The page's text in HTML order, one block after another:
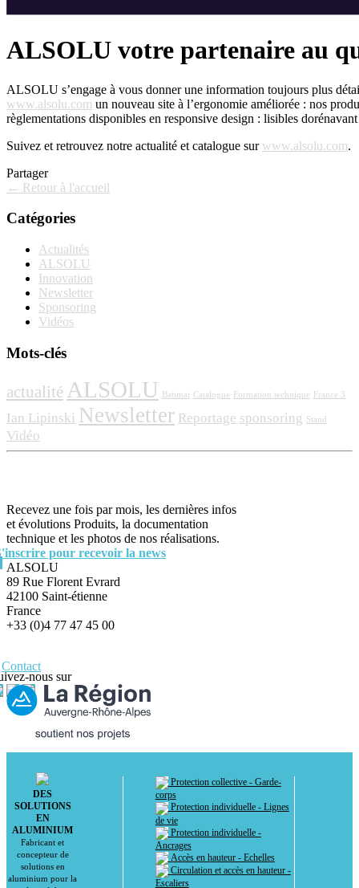
ALSOLU votre partenaire au
ALSOLU s’engage à vous donner une information toujours plus
www.alsolu.com un nouveau site à l’ergonomie améliorée : nos
règlementations disponibles en responsive design : lisibles
Suivez et retrouvez notre actualité et catalogue sur www.alsolu.com.
Partager
← Retour à l'accueil
Catégories
Actualités
ALSOLU
Innovation
Newsletter
Sponsoring
Vidéos
Mots-clés
actualité ALSOLU Batimat Catalogue Formation technique France 3
Ian Lipinski Newsletter Reportage sponsoring Stand
Vidéo
Recevez une fois par mois, les dernières infos
et évolutions Produits, la documentation
technique et les photos de nos réalisations.
pour recevoir la news
ALSOLU
89 Rue Florent Evrard
42100 Saint-étienne
France
+33 (0)4 77 47 45 00
Contact
nous sur
DES
SOLUTIONS
EN
ALUMINIUM
Fabricant et
concepteur de
solutions en
aluminium pour la
Protection collective - Garde-
corps
Protection individuelle - Lignes
de vie
Protection individuelle -
Ancrages
Accès en hauteur - Echelles
Circulation et accès en hauteur -
Escaliers